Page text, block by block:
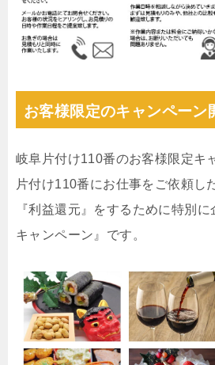
お客様限定のキャンペーン
岐阜片付け110番のお客様限定キ
片付け110番にお仕事をご依頼し
『利益還元』をするために特別
キャンペーン』です。